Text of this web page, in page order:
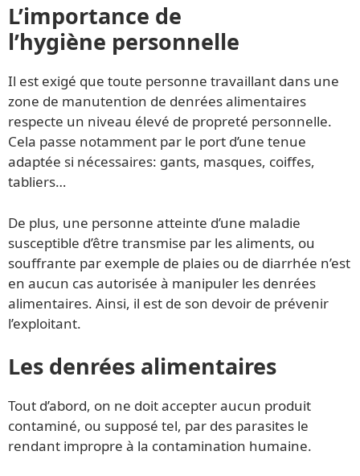
L’importance de
l’hygiène personnelle
Il est exigé que toute personne travaillant dans une
zone de manutention de denrées alimentaires
respecte un niveau élevé de propreté personnelle.
Cela passe notamment par le port d’une tenue
adaptée si nécessaires: gants, masques, coiffes,
tabliers…
De plus, une personne atteinte d’une maladie
susceptible d’être transmise par les aliments, ou
souffrante par exemple de plaies ou de diarrhée n’est
en aucun cas autorisée à manipuler les denrées
alimentaires. Ainsi, il est de son devoir de prévenir
l’exploitant.
Les denrées alimentaires
Tout d’abord, on ne doit accepter aucun produit
contaminé, ou supposé tel, par des parasites le
rendant impropre à la contamination humaine.